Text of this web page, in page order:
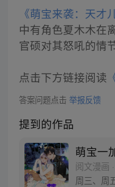
《萌宝来袭：天才
中有角色夏木木在
官硕对其怒吼的情节
点击下方链接阅读
答案问题点击 举报反馈
提到的作品
萌宝一
阅文漫画
周三、周